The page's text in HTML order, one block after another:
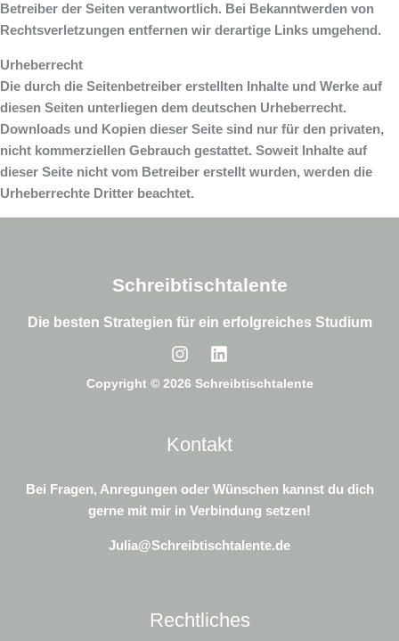
Betreiber der Seiten verantwortlich. Bei Bekanntwerden von
Rechtsverletzungen entfernen wir derartige Links umgehend.
Urheberrecht
Die durch die Seitenbetreiber erstellten Inhalte und Werke auf
diesen Seiten unterliegen dem deutschen Urheberrecht.
Downloads und Kopien dieser Seite sind nur für den privaten,
nicht kommerziellen Gebrauch gestattet. Soweit Inhalte auf
dieser Seite nicht vom Betreiber erstellt wurden, werden die
Urheberrechte Dritter beachtet.
Schreibtischtalente
Die besten Strategien für ein erfolgreiches Studium
Copyright © 2026 Schreibtischtalente
Kontakt
Bei Fragen, Anregungen oder Wünschen kannst du dich
gerne mit mir in Verbindung setzen!
Julia@Schreibtischtalente.de
Rechtliches